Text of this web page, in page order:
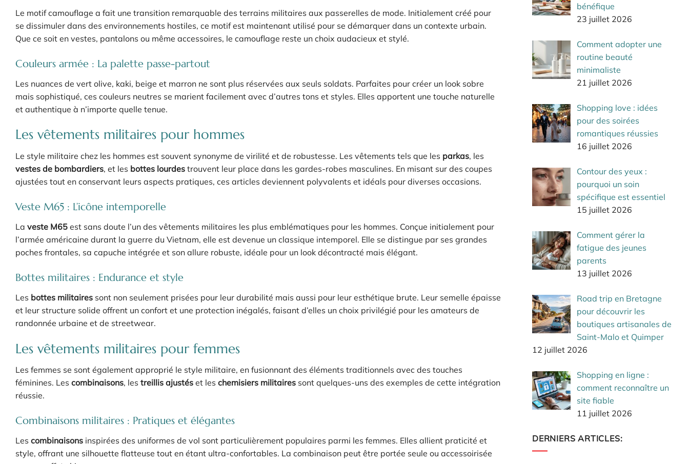
Le motif camouflage a fait une transition remarquable des terrains militaires aux passerelles de mode. Initialement créé pour
se dissimuler dans des environnements hostiles, ce motif est maintenant utilisé pour se démarquer dans un contexte urbain.
Que ce soit en vestes, pantalons ou même accessoires, le camouflage reste un choix audacieux et stylé.
Couleurs armée : La palette passe-partout
Les nuances de vert olive, kaki, beige et marron ne sont plus réservées aux seuls soldats. Parfaites pour créer un look sobre
mais sophistiqué, ces couleurs neutres se marient facilement avec d’autres tons et styles. Elles apportent une touche naturelle
et authentique à n’importe quelle tenue.
Les vêtements militaires pour hommes
Le style militaire chez les hommes est souvent synonyme de virilité et de robustesse. Les vêtements tels que les parkas, les
vestes de bombardiers, et les bottes lourdes trouvent leur place dans les gardes-robes masculines. En misant sur des coupes
ajustées tout en conservant leurs aspects pratiques, ces articles deviennent polyvalents et idéals pour diverses occasions.
Veste M65 : L’icône intemporelle
La veste M65 est sans doute l’un des vêtements militaires les plus emblématiques pour les hommes. Conçue initialement pour
l’armée américaine durant la guerre du Vietnam, elle est devenue un classique intemporel. Elle se distingue par ses grandes
poches frontales, sa capuche intégrée et son allure robuste, idéale pour un look décontracté mais élégant.
Bottes militaires : Endurance et style
Les bottes militaires sont non seulement prisées pour leur durabilité mais aussi pour leur esthétique brute. Leur semelle épaisse
et leur structure solide offrent un confort et une protection inégalés, faisant d’elles un choix privilégié pour les amateurs de
randonnée urbaine et de streetwear.
Les vêtements militaires pour femmes
Les femmes se sont également approprié le style militaire, en fusionnant des éléments traditionnels avec des touches
féminines. Les combinaisons, les treillis ajustés et les chemisiers militaires sont quelques-uns des exemples de cette intégration
réussie.
Combinaisons militaires : Pratiques et élégantes
Les combinaisons inspirées des uniformes de vol sont particulièrement populaires parmi les femmes. Elles allient praticité et
style, offrant une silhouette flatteuse tout en étant ultra-confortables. La combinaison peut être portée seule ou accessoirisée
bénéfique
23 juillet 2026
Comment adopter une
routine beauté
minimaliste
21 juillet 2026
Shopping love : idées
pour des soirées
romantiques réussies
16 juillet 2026
Contour des yeux :
pourquoi un soin
spécifique est essentiel
15 juillet 2026
Comment gérer la
fatigue des jeunes
parents
13 juillet 2026
Road trip en Bretagne
pour découvrir les
boutiques artisanales de
Saint-Malo et Quimper
12 juillet 2026
Shopping en ligne :
comment reconnaître un
site fiable
11 juillet 2026
DERNIERS ARTICLES: